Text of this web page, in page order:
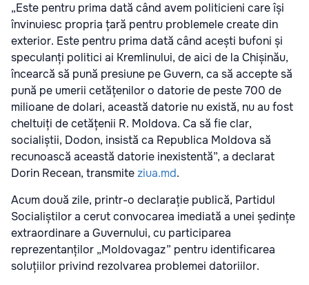
„Este pentru prima dată când avem politicieni care își
învinuiesc propria țară pentru problemele create din
exterior. Este pentru prima dată când acești bufoni și
speculanți politici ai Kremlinului, de aici de la Chișinău,
încearcă să pună presiune pe Guvern, ca să accepte să
pună pe umerii cetățenilor o datorie de peste 700 de
milioane de dolari, această datorie nu există, nu au fost
cheltuiți de cetățenii R. Moldova. Ca să fie clar,
socialiștii, Dodon, insistă ca Republica Moldova să
recunoască această datorie inexistentă”, a declarat
Dorin Recean, transmiteziua.md.
Acum două zile, printr-o declarație publică, Partidul
Socialiștilor a cerut convocarea imediată a unei ședințe
extraordinare a Guvernului, cu participarea
reprezentanților „Moldovagaz” pentru identificarea
soluțiilor privind rezolvarea problemei datoriilor.